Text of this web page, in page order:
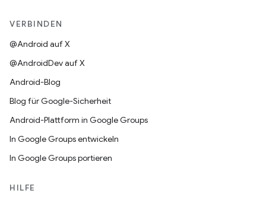
VERBINDEN
@Android auf X
@AndroidDev auf X
Android-Blog
Blog für Google-Sicherheit
Android-Plattform in Google Groups
In Google Groups entwickeln
In Google Groups portieren
HILFE